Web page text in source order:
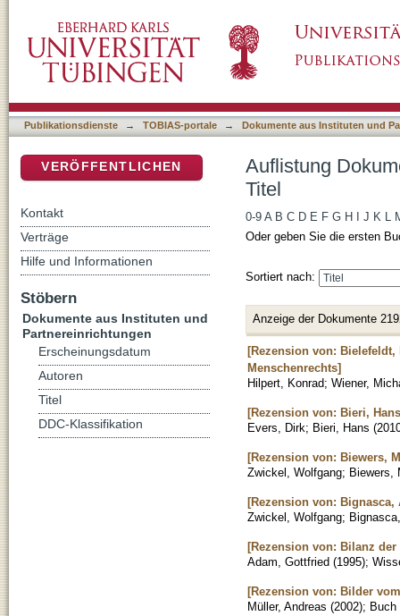
Publikationsdienste → TOBIAS-portale → Dokumente aus Instituten und
Auflistung
Titel
0-9 A B C D E F G H J K L
Oder geben Sie die ersten
Sortiert nach:
Anzeige der Dokumente
[Rezension von:
Menschenrechts]
Hilpert, Konrad; Wiener,
[Rezension von: Bieri,
Evers, Dirk; Bieri, Hans (
[Rezension von: Biewers,
Zwickel, Wolfgang; Biewers,
[Rezension von:
Zwickel, Wolfgang;
[Rezension von: Bilanz
Adam, Gottfried (1995);
[Rezension von: Bilder
Müller, Andreas (2002); Buch
VERÖFFENTLICHEN
Kontakt
Verträge
Hilfe und Informationen
Stöbern
Dokumente aus Instituten und
Partnereinrichtungen
Erscheinungsdatum
Autoren
Titel
DDC-Klassifikation